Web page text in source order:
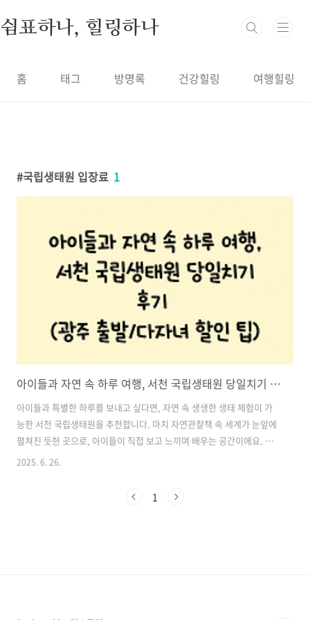
쉼표하나, 힐링하나
홈 태그 방명록 건강힐링 여행힐링
국립생태원 입장료 1
아이들과 자연 속 하루 여행, 서천 국립생태원 당일치기 후기 (광주 출발/다자녀 할인 팁)
아이들과 특별한 하루를 보내고 싶다면, 자연 속 생생한 생태 체험이 가
능한 서천 국립생태원을 추천합니다. 마치 자연관찰책 속 세계가 눈앞에
펼쳐진 듯한 곳으로, 아이들이 직접 보고 느끼며 배우는 공간이에요. 이
번에 광주에서 당일치기로 다녀온 후기를 바탕으로, 입장료, 운영시간,
교통 2. 하루종일 머물 수 있는 넓은 생태 체험 공간 3. 입장료 및 다자녀
2025. 6. 26.
1